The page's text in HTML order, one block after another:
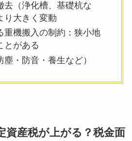
去（浄化槽、基礎杭な
り大きく変動
重機搬入の制約：狭小地
とがある
・防音・養生など）
資産税が上がる？税金面